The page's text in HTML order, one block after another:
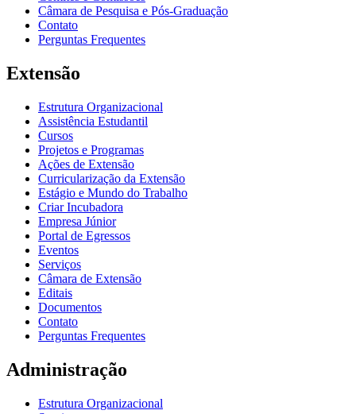
Câmara de Pesquisa e Pós-Graduação
Contato
Perguntas Frequentes
Extensão
Estrutura Organizacional
Assistência Estudantil
Cursos
Projetos e Programas
Ações de Extensão
Curricularização da Extensão
Estágio e Mundo do Trabalho
Criar Incubadora
Empresa Júnior
Portal de Egressos
Eventos
Serviços
Câmara de Extensão
Editais
Documentos
Contato
Perguntas Frequentes
Administração
Estrutura Organizacional